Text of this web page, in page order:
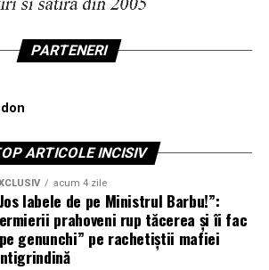
PARTENERI
ARTICOLE INCISIV
acum 4 zile
labele de pe Ministrul Barbu!”:
prahoveni rup tăcerea și îi fac
genunchi” pe rachetiștii mafiei